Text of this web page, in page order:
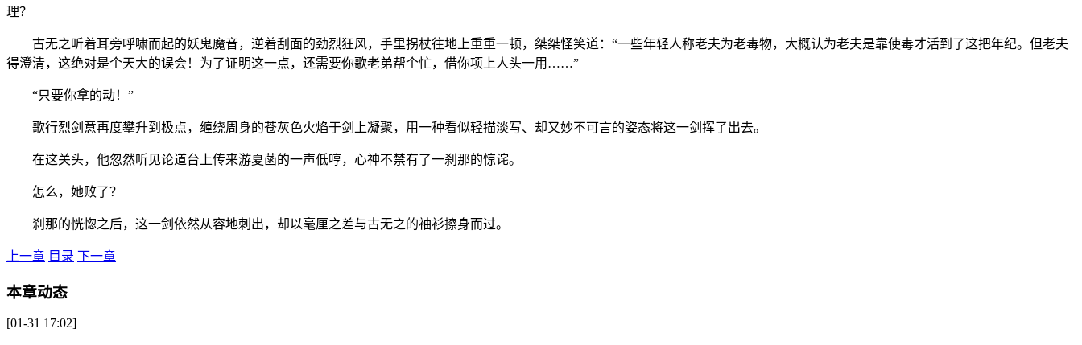
理？
古无之听着耳旁呼啸而起的妖鬼魔音，逆着刮面的劲烈狂风，手里拐杖往地上重重一顿，桀桀怪笑道：“一些年轻人称老夫为老毒物，大概认为老夫是靠使毒才活到了这把年纪。但老夫
得澄清，这绝对是个天大的误会！为了证明这一点，还需要你歌老弟帮个忙，借你项上人头一用……”
“只要你拿的动！”
歌行烈剑意再度攀升到极点，缠绕周身的苍灰色火焰于剑上凝聚，用一种看似轻描淡写、却又妙不可言的姿态将这一剑挥了出去。
在这关头，他忽然听见论道台上传来游夏菡的一声低哼，心神不禁有了一刹那的惊诧。
怎么，她败了？
刹那的恍惚之后，这一剑依然从容地刺出，却以毫厘之差与古无之的袖衫擦身而过。
上一章 目录 下一章
本章动态
[01-31 17:02]